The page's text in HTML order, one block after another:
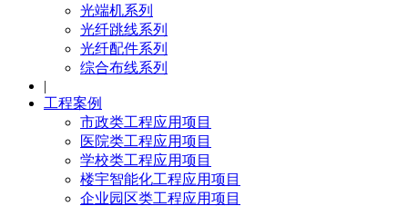
光端机系列
光纤跳线系列
光纤配件系列
综合布线系列
|
工程案例
市政类工程应用项目
医院类工程应用项目
学校类工程应用项目
楼宇智能化工程应用项目
企业园区类工程应用项目